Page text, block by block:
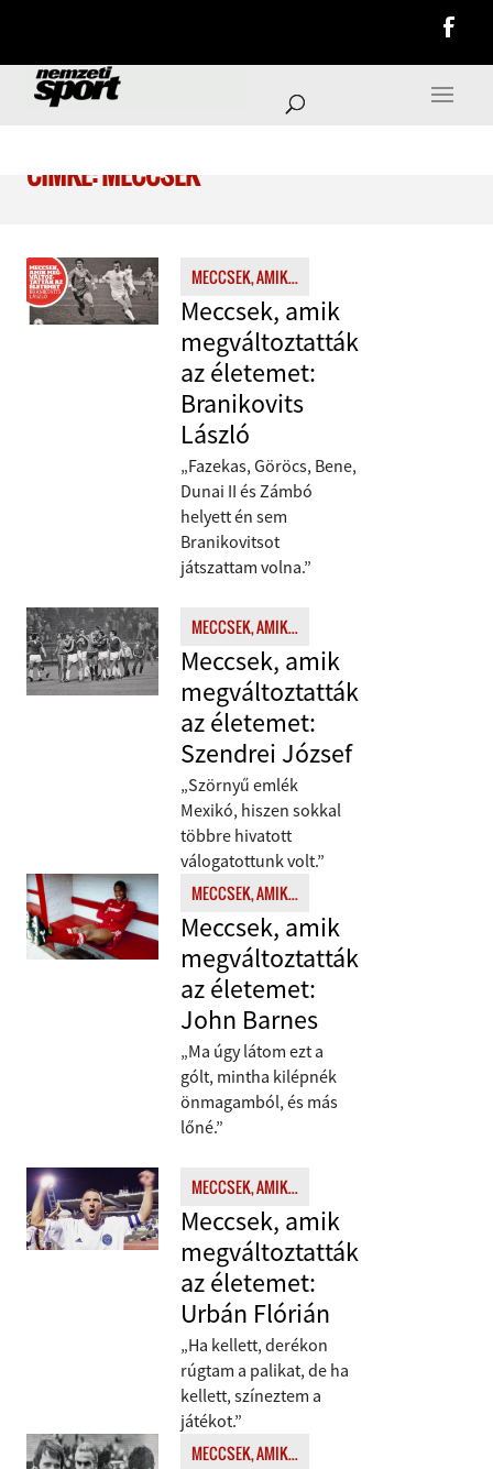
CÍMKE: MECCSEK
MECCSEK, AMIK...
Meccsek, amik
megváltoztatták
az életemet:
Branikovits
László
„Fazekas, Göröcs, Bene,
Dunai II és Zámbó
helyett én sem
Branikovitsot
játszattam volna.”
MECCSEK, AMIK...
Meccsek, amik
megváltoztatták
az életemet:
Szendrei József
„Szörnyű emlék
Mexikó, hiszen sokkal
többre hivatott
válogatottunk volt.”
MECCSEK, AMIK...
Meccsek, amik
megváltoztatták
az életemet:
John Barnes
„Ma úgy látom ezt a
gólt, mintha kilépnék
önmagamból, és más
lőné.”
MECCSEK, AMIK...
Meccsek, amik
megváltoztatták
az életemet:
Urbán Flórián
„Ha kellett, derékon
rúgtam a palikat, de ha
kellett, színeztem a
játékot.”
MECCSEK, AMIK...